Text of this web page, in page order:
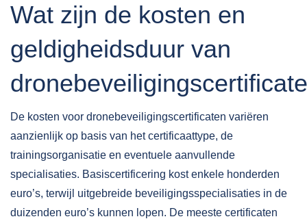
Wat zijn de kosten en
geldigheidsduur van
De kosten voor dronebeveiligingscertificaten variëren
aanzienlijk op basis van het certificaattype, de
trainingsorganisatie en eventuele aanvullende
specialisaties. Basiscertificering kost enkele honderden
euro’s, terwijl uitgebreide beveiligingsspecialisaties in de
duizenden euro’s kunnen lopen. De meeste certificaten